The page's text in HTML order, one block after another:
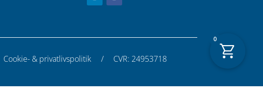
Cookie- & privatlivspolitik/ CVR: 24953718
0